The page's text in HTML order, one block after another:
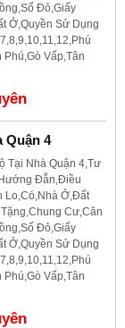
Đỏ,Giấy
Ở,Quyền Sử Dụng
Vấp,Tân
Quận 4
Tại Nhà Quận 4,Tư
Đẫn,Điều
Lo,Có,Nhà Ở,Đất
Cư,Căn
Đỏ,Giấy
Ở,Quyền Sử Dụng
Vấp,Tân